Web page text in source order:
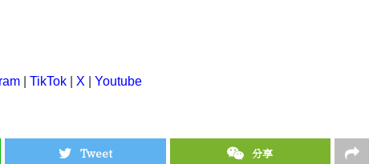
TikTok X Youtube
Tweet 分享